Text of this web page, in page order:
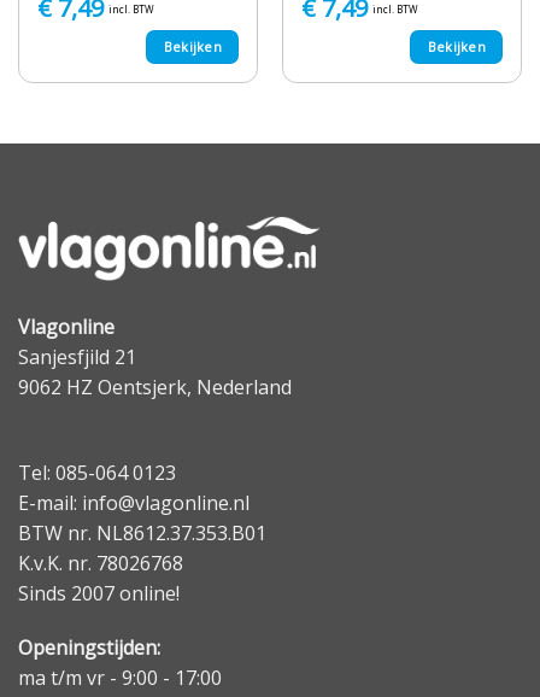
€7,49 incl. BTW
Bekijken
€7,49 incl. BTW
Bekijken
Vlagonline
Sanjesfjild 21
9062 HZ Oentsjerk, Nederland
Tel: 085-064 0123
E-mail: info@vlagonline.nl
BTW nr. NL8612.37.353.B01
K.v.K. nr. 78026768
Sinds 2007 online!
Openingstijden:
ma t/m vr - 9:00 - 17:00